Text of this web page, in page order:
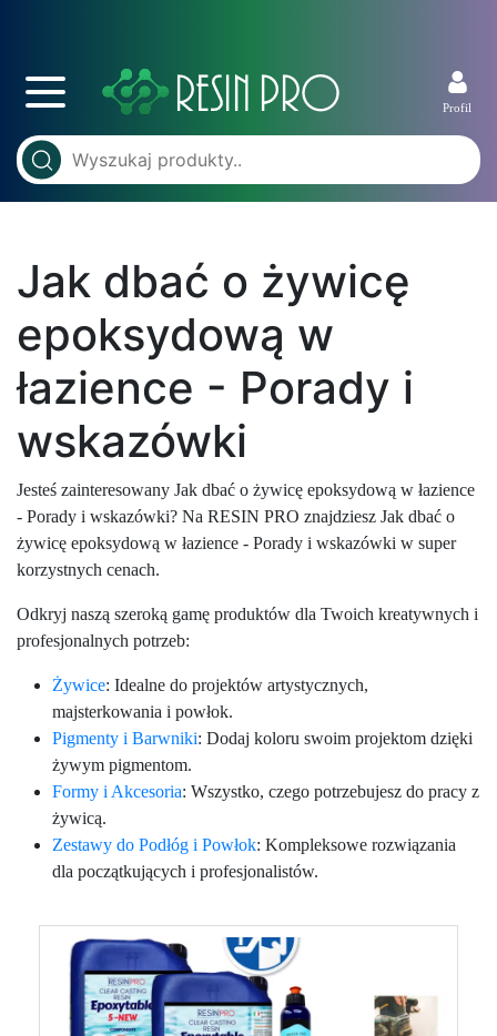
Profil
Jak dbać o żywicę
epoksydową w
łazience - Porady i
wskazówki
Jesteś zainteresowany Jak dbać o żywicę epoksydową w łazience
- Porady i wskazówki? Na RESIN PRO znajdziesz Jak dbać o
żywicę epoksydową w łazience - Porady i wskazówki w super
korzystnych cenach.
Odkryj naszą szeroką gamę produktów dla Twoich kreatywnych i
profesjonalnych potrzeb:
Żywice: Idealne do projektów artystycznych,
majsterkowania i powłok.
Pigmenty i Barwniki: Dodaj koloru swoim projektom dzięki
żywym pigmentom.
Formy i Akcesoria: Wszystko, czego potrzebujesz do pracy z
żywicą.
Zestawy do Podłóg i Powłok: Kompleksowe rozwiązania
dla początkujących i profesjonalistów.